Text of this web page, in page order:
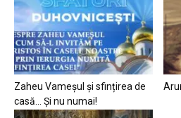
Zaheu Vameșul și sfințirea de
casă… Și nu numai!